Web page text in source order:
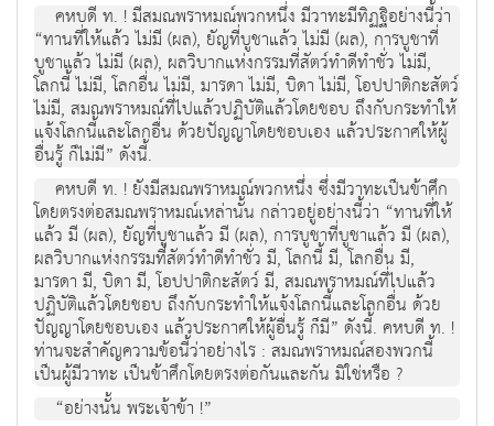
คหบดี ท. ! มีสมณพราหมณ์พวกหนึ่ง มีวาทะมีทิฏฐิอย่างนี้ว่า
“ทานที่ให้แล้ว ไม่มี (ผล), ยัญที่บูชาแล้ว ไม่มี (ผล), การบูชาที่
บูชาแล้ว ไม่มี (ผล), ผลวิบากแห่งกรรมที่สัตว์ทำดีทำชั่ว ไม่มี,
โลกนี้ ไม่มี, โลกอื่น ไม่มี, มารดา ไม่มี, บิดา ไม่มี, โอปปาติกะสัตว์
ไม่มี, สมณพราหมณ์ที่ไปแล้วปฏิบัติแล้วโดยชอบ ถึงกับกระทำให้
แจ้งโลกนี้และโลกอื่น ด้วยปัญญาโดยชอบเอง แล้วประกาศให้ผู้
อื่นรู้ ก็ไม่มี” ดังนี้.
คหบดี ท. ! ยังมีสมณพราหมณ์พวกหนึ่ง ซึ่งมีวาทะเป็นข้าศึก
โดยตรงต่อสมณพราหมณ์เหล่านั้น กล่าวอยู่อย่างนี้ว่า “ทานที่ให้
แล้ว มี (ผล), ยัญที่บูชาแล้ว มี (ผล), การบูชาที่บูชาแล้ว มี (ผล),
ผลวิบากแห่งกรรมที่สัตว์ทำดีทำชั่ว มี, โลกนี้ มี, โลกอื่น มี,
มารดา มี, บิดา มี, โอปปาติกะสัตว์ มี, สมณพราหมณ์ที่ไปแล้ว
ปฏิบัติแล้วโดยชอบ ถึงกับกระทำให้แจ้งโลกนี้และโลกอื่น ด้วย
ปัญญาโดยชอบเอง แล้วประกาศให้ผู้อื่นรู้ ก็มี” ดังนี้. คหบดี ท. !
ท่านจะสำคัญความข้อนี้ว่าอย่างไร : สมณพราหมณ์สองพวกนี้
เป็นผู้มีวาทะ เป็นข้าศึกโดยตรงต่อกันและกัน มิใช่หรือ ?
“อย่างนั้น พระเจ้าข้า !”